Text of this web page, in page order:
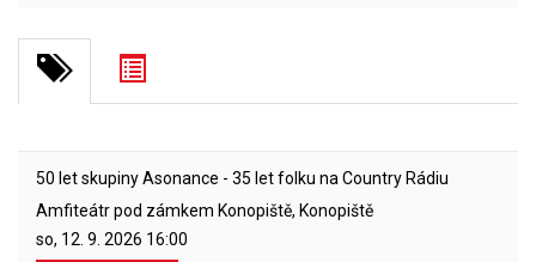
50 let skupiny Asonance - 35 let folku na Country Rádiu
Amfiteátr pod zámkem Konopiště, Konopiště
so, 12. 9. 2026 16:00